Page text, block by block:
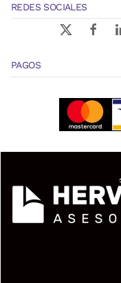
REDES SOCIALES
PAGOS